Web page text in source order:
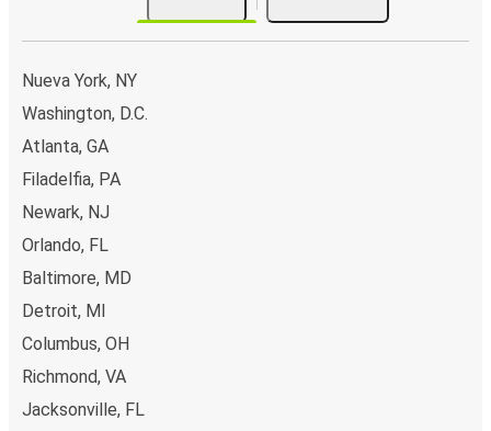
Nueva York, NY
Washington, D.C.
Atlanta, GA
Filadelfia, PA
Newark, NJ
Orlando, FL
Baltimore, MD
Detroit, MI
Columbus, OH
Richmond, VA
Jacksonville, FL